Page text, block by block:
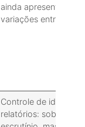
ainda apresenta
variações entre
Controle de idade e
relatórios: sob